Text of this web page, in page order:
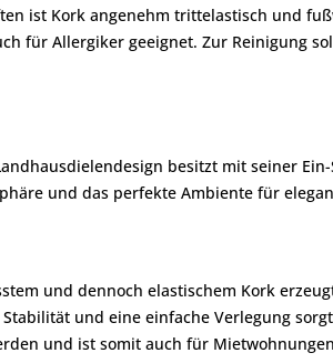
ist Kork angenehm trittelastisch und
für Allergiker geeignet. Zur Reinigung
besitzt mit seiner
und das perfekte Ambiente für
und dennoch elastischem Kork
und eine einfache Verlegung
und ist somit auch für